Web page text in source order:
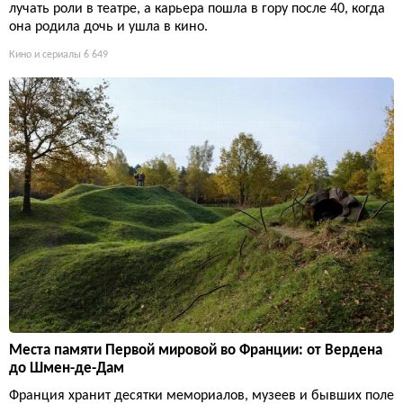
лучать роли в театре, а карьера пошла в гору после 40, когда
она родила дочь и ушла в кино.
Кино и сериалы 6 649
Места памяти Первой мировой во Франции: от Вердена
до Шмен-де-Дам
Франция хранит десятки мемориалов, музеев и бывших поле